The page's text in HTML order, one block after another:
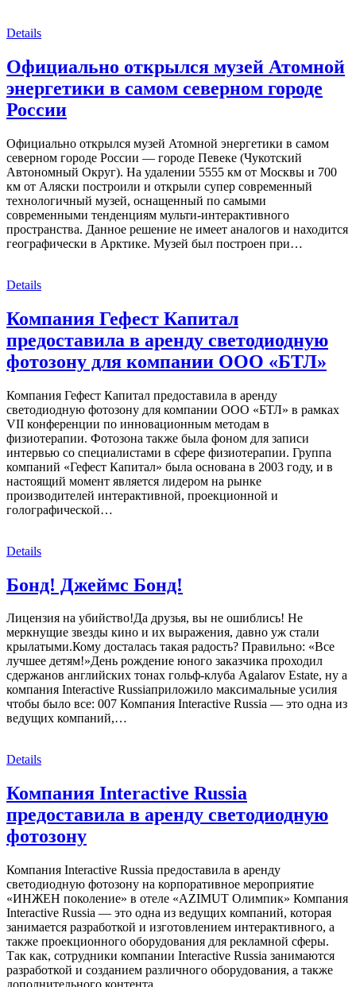
Details
Официально открылся музей Атомной
энергетики в самом северном городе
России
Официально открылся музей Атомной энергетики в самом
северном городе России — городе Певеке (Чукотский
Автономный Округ). На удалении 5555 км от Москвы и 700
км от Аляски построили и открыли супер современный
технологичный музей, оснащенный по самыми
современными тенденциям мульти-интерактивного
пространства. Данное решение не имеет аналогов и находится
географически в Арктике. Музей был построен при…
Details
Компания Гефест Капитал
предоставила в аренду светодиодную
фотозону для компании ООО «БТЛ»
Компания Гефест Капитал предоставила в аренду
светодиодную фотозону для компании ООО «БТЛ» в рамках
VII конференции по инновационным методам в
физиотерапии. Фотозона также была фоном для записи
интервью со специалистами в сфере физиотерапии. Группа
компаний «Гефест Капитал» была основана в 2003 году, и в
настоящий момент является лидером на рынке
производителей интерактивной, проекционной и
голографической…
Details
Бонд! Джеймс Бонд!
Лицензия на убийство!Да друзья, вы не ошиблись! Не
меркнущие звезды кино и их выражения, давно уж стали
крылатыми.Кому досталась такая радость? Правильно: «Все
лучшее детям!»День рождение юного заказчика проходил
сдержанов английских тонах гольф-клуба Agalarov Estate, ну а
компания Interactive Russiaприложило максимальные усилия
чтобы было все: 007 Компания Interactive Russia — это одна из
ведущих компаний,…
Details
Компания Interactive Russia
предоставила в аренду светодиодную
фотозону
Компания Interactive Russia предоставила в аренду
светодиодную фотозону на корпоративное мероприятие
«ИНЖЕН поколение» в отеле «AZIMUT Олимпик» Компания
Interactive Russia — это одна из ведущих компаний, которая
занимается разработкой и изготовлением интерактивного, а
также проекционного оборудования для рекламной сферы.
Так как, сотрудники компании Interactive Russia занимаются
разработкой и созданием различного оборудования, а также